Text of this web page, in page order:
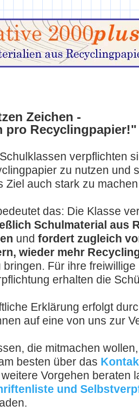
Zeichen -
pro Recyclingpapier!"
Schulklassen verpflichten
zu nutzen und
Ziel auch stark zu
das: Die Klasse
Schulmaterial aus
und fordert zugleich
wieder mehr
bringen. Für ihre
erhalten die
Erklärung erfolgt
auf eine von uns zur
die mitmachen
besten über das
Vorgehen beraten
und